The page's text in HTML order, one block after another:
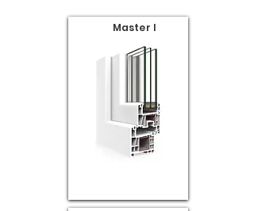
Master I